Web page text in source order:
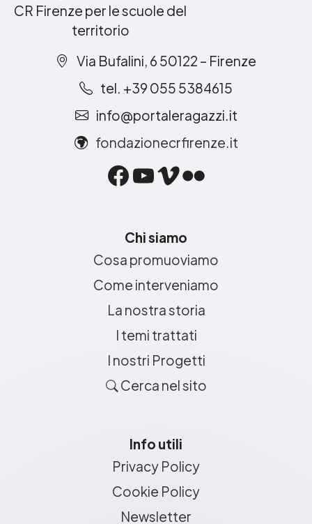
CR Firenze per le scuole del
territorio
Via Bufalini, 6 50122 – Firenze
tel. +39 055 5384615
info@portaleragazzi.it
fondazionecrfirenze.it
Facebook
YouTube
Vimeo
Flickr
Chi siamo
Cosa promuoviamo
Come interveniamo
La nostra storia
I temi trattati
I nostri Progetti
Cerca nel sito
Info utili
Privacy Policy
Cookie Policy
Newsletter